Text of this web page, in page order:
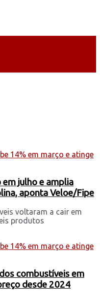
julho e amplia
aponta Veloe/Fipe
voltaram a cair em
produtos
combustíveis em
desde 2024